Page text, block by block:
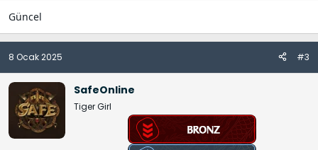
Güncel
8 Ocak 2025 #3
SafeOnline
Tiger Girl